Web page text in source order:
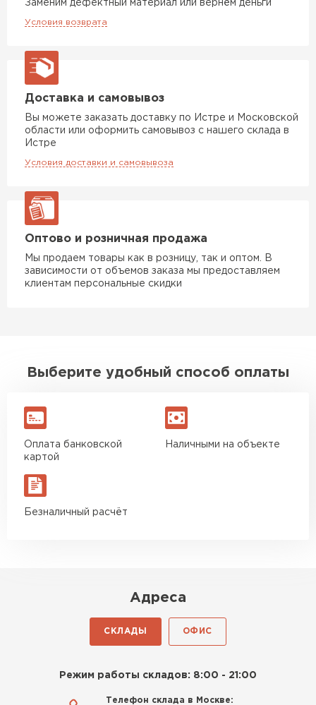
Заменим дефектный материал или вернём деньги
Условия возврата
Доставка и самовывоз
Вы можете заказать доставку по Истре и Московской
области или оформить самовывоз с нашего склада в
Истре
Условия доставки и самовывоза
Оптово и розничная продажа
Мы продаем товары как в розницу, так и оптом. В
зависимости от объемов заказа мы предоставляем
клиентам персональные скидки
Выберите удобный способ оплаты
Оплата банковской
картой
Наличными на объекте
Безналичный расчёт
Адреса
СКЛАДЫ ОФИС
Режим работы складов: 8:00 - 21:00
Телефон склада в Москве:
ПЕРЕЙТИ
Утеплитель Isoroc
Утеплитель Penoplex
ПЕРЕЙТИ
Утеплитель Rockwool